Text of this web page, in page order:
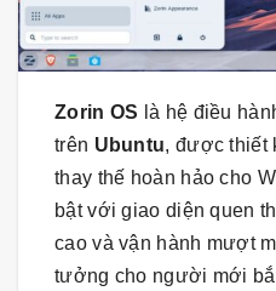
Zorin OS là hệ điều
trên Ubuntu, được thiết
thay thế hoàn hảo cho
bật với giao diện quen
cao và vận hành mượt
tưởng cho người mới